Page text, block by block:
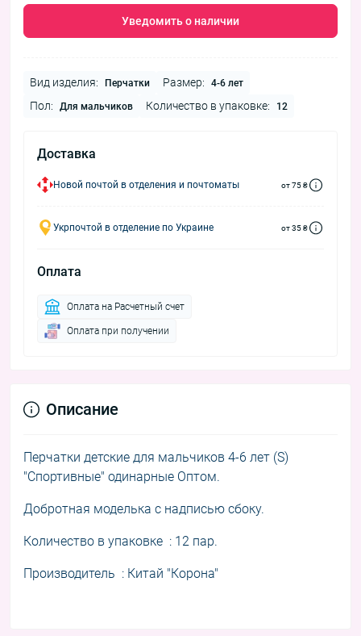
Уведомить о наличии
Вид изделия: Перчатки Размер: 4-6 лет
Пол: Для мальчиков Количество в упаковке: 12
Доставка
Новой почтой в отделения и почтоматы от 75 ₴
Укрпочтой в отделение по Украине от 35 ₴
Оплата
Оплата на Расчетный счет
Оплата при получении
Описание
Перчатки детские для мальчиков 4-6 лет (S)
"Спортивные" одинарные Оптом.
Добротная моделька с надписью сбоку.
Количество в упаковке : 12 пар.
Производитель : Китай "Корона"